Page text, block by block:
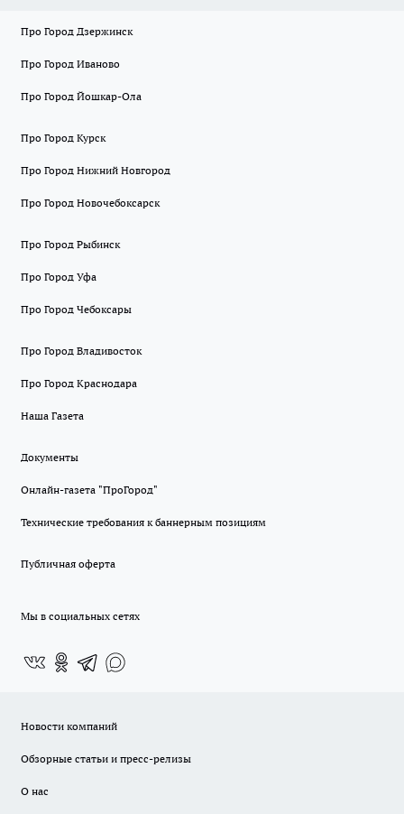
Про Город Дзержинск
Про Город Иваново
Про Город Йошкар-Ола
Про Город Курск
Про Город Нижний Новгород
Про Город Новочебоксарск
Про Город Рыбинск
Про Город Уфа
Про Город Чебоксары
Про Город Владивосток
Про Город Краснодара
Наша Газета
Документы
Онлайн-газета "ПроГород"
Технические требования к баннерным позициям
Публичная оферта
Мы в социальных сетях
Новости компаний
Обзорные статьи и пресс-релизы
О нас